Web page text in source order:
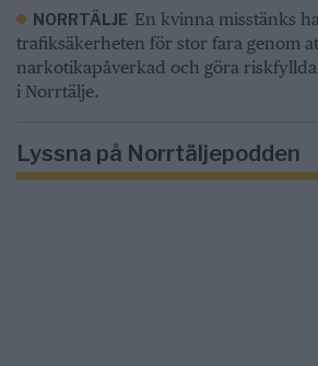
NORRTÄLJE En kvinna misstänks
trafiksäkerheten för stor fara genom
narkotikapåverkad och göra
i Norrtälje.
Lyssna på Norrtäljepodden